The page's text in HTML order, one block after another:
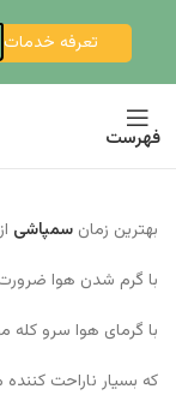
تعرفه خدمات
فهرست
بهترین زمان سمپاشی
با گرم شدن هوا
با گرمای هوا سرو
که بسیار ناراحت